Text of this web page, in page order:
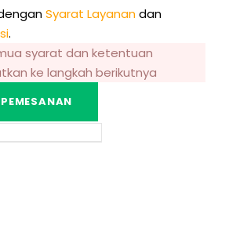
Syarat Layanandan
.
syarat dan ketentuan
ke langkah berikutnya